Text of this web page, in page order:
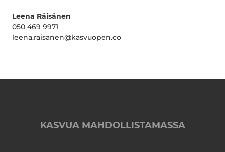
Leena Räisänen
050 469 9971
leena.raisanen@kasvuopen.co
KASVUA MAHDOLLISTAMASSA